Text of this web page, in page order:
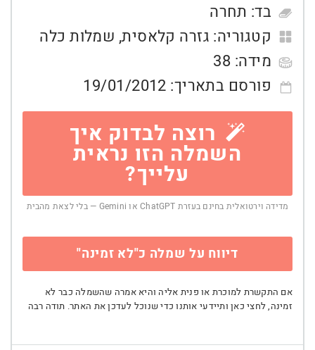
בד: תחרה
קטגוריה: גזרה קלאסית, שמלות כלה
מידה: 38
פורסם בתאריך: 19/01/2012
רוצה לבדוק איך
השמלה הזו נראית
עלייך?
מדידה וירטואלית בחינם בעזרת ChatGPT או Gemini — בלי לצאת מהבית
דיווח על שמלה כ"לא זמינה"
אם התקשרת למוכרת או פנית אליה והיא אמרה שהשמלה כבר לא
זמינה, לחצי כאן ותיידעי אותנו כדי שנוכל לעדכן את האתר. תודה רבה